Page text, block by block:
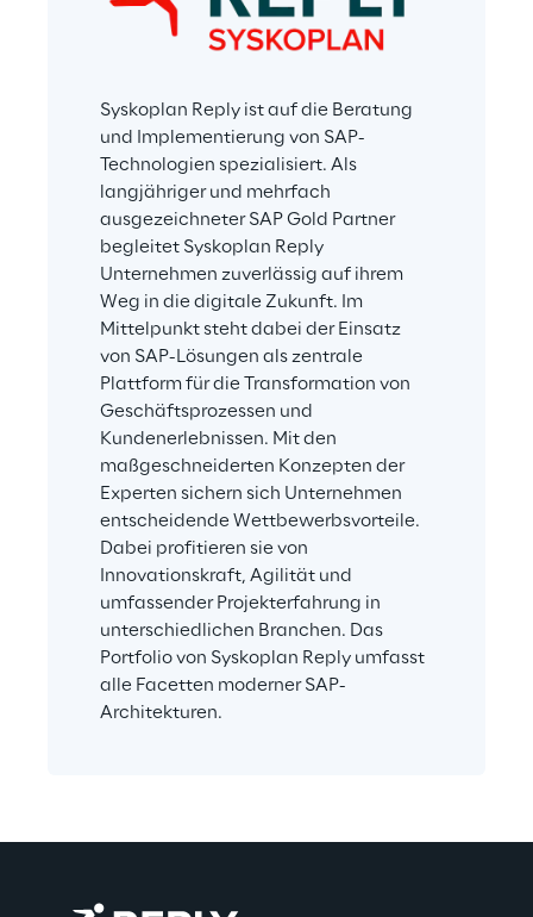
Syskoplan Reply ist auf die Beratung
und Implementierung von SAP-
Technologien spezialisiert. Als
langjähriger und mehrfach
ausgezeichneter SAP Gold Partner
begleitet Syskoplan Reply
Unternehmen zuverlässig auf ihrem
Weg in die digitale Zukunft. Im
Mittelpunkt steht dabei der Einsatz
von SAP-Lösungen als zentrale
Plattform für die Transformation von
Geschäftsprozessen und
Kundenerlebnissen. Mit den
maßgeschneiderten Konzepten der
Experten sichern sich Unternehmen
entscheidende Wettbewerbsvorteile.
Dabei profitieren sie von
Innovationskraft, Agilität und
umfassender Projekterfahrung in
unterschiedlichen Branchen. Das
Portfolio von Syskoplan Reply umfasst
alle Facetten moderner SAP-
Architekturen.